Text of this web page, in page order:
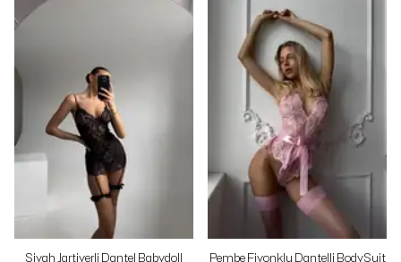
Siyah Jartiyerli Dantel Babydoll Pembe Fiyonklu Dantelli BodySuit